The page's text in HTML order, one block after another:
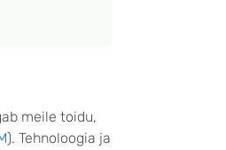
meile toidu,
). Tehnoloogia ja